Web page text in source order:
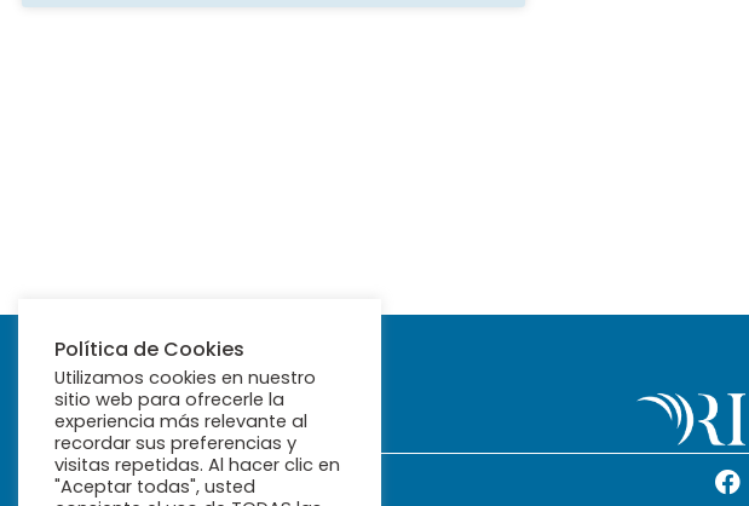
Política de Cookies
Utilizamos cookies en nuestro
sitio web para ofrecerle la
experiencia más relevante al
recordar sus preferencias y
visitas repetidas. Al hacer clic en
"Aceptar todas", usted